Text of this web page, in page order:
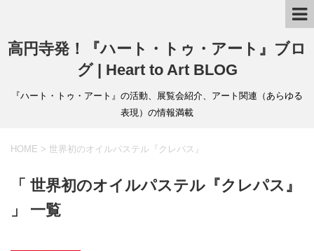
高円寺発！『ハート・トゥ・アート』ブロ
グ | Heart to Art BLOG
『ハート・トゥ・アート』の活動、展覧会紹介、アート関連（あらゆる
表現）の情報満載
HOME > 世界初のオイルパステル『クレパス』
「 世界初のオイルパステル『クレパス』
」 一覧